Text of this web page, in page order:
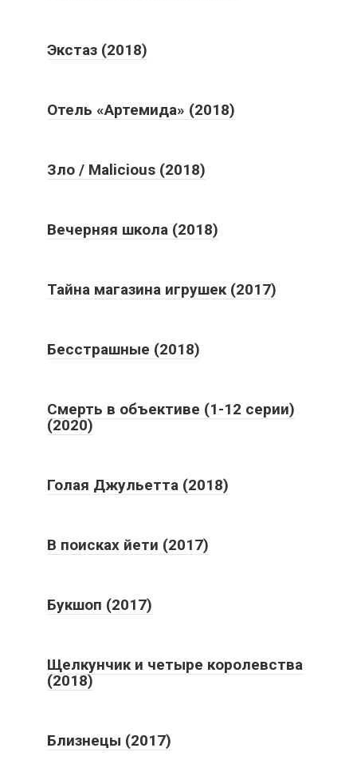
Экстаз (2018)
Отель «Артемида» (2018)
Зло / Malicious (2018)
Вечерняя школа (2018)
Тайна магазина игрушек (2017)
Бесстрашные (2018)
Смерть в объективе (1-12 серии)
(2020)
Голая Джульетта (2018)
В поисках йети (2017)
Букшоп (2017)
Щелкунчик и четыре королевства
(2018)
Близнецы (2017)